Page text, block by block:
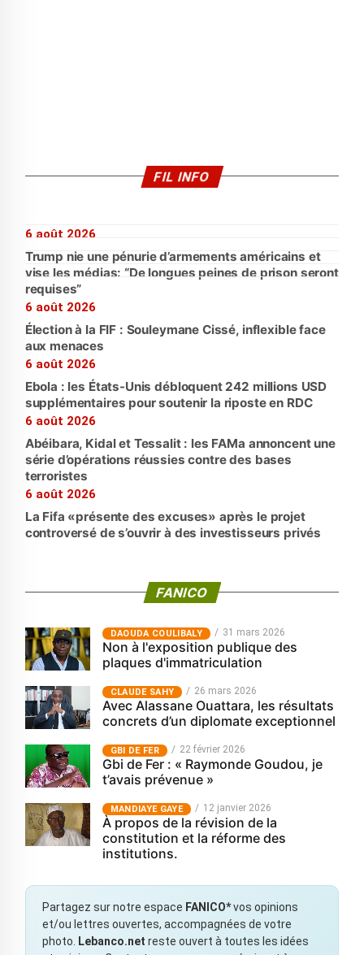
FIL INFO
6 août 2026
Trump nie une pénurie d’armements américains et
vise les médias: “De longues peines de prison seront
requises”
6 août 2026
Élection à la FIF : Souleymane Cissé, inflexible face
aux menaces
6 août 2026
Ebola : les États-Unis débloquent 242 millions USD
supplémentaires pour soutenir la riposte en RDC
6 août 2026
Abéibara, Kidal et Tessalit : les FAMa annoncent une
série d’opérations réussies contre des bases
terroristes
6 août 2026
La Fifa «présente des excuses» après le projet
controversé de s’ouvrir à des investisseurs privés
FANICO
‎DAOUDA COULIBALY 31 mars 2026
Non à l'exposition publique des
plaques d'immatriculation
CLAUDE SAHY 26 mars 2026
Avec Alassane Ouattara, les résultats
concrets d’un diplomate exceptionnel
GBI DE FER 22 février 2026
Gbi de Fer : « Raymonde Goudou, je
t’avais prévenue »
MANDIAYE GAYE 12 janvier 2026
À propos de la révision de la
constitution et la réforme des
institutions.
Partagez sur notre espace FANICO*vos opinions
et/ou lettres ouvertes, accompagnées de votre
photo.
Lebanco.net reste ouvert à toutes les idées